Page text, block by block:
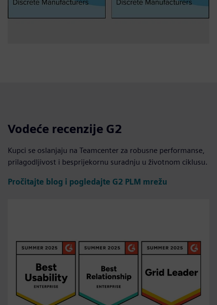
Vodeće recenzije G2
Kupci se oslanjaju na Teamcenter za robusne performanse,
prilagodljivost i besprijekornu suradnju u životnom ciklusu.
Pročitajte blog i pogledajte G2 PLM mrežu